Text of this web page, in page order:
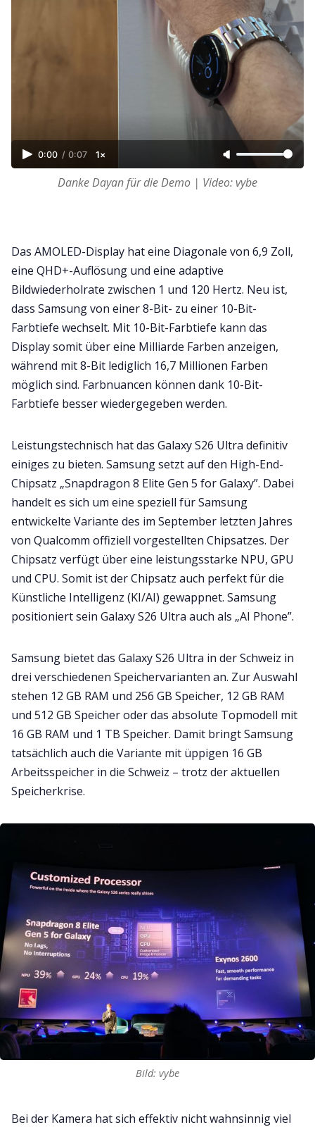
0:00 / 0:07 1×
Danke Dayan für die Demo | Video: vybe
Das AMOLED-Display hat eine Diagonale von 6,9 Zoll,
eine QHD+-Auflösung und eine adaptive
Bildwiederholrate zwischen 1 und 120 Hertz. Neu ist,
dass Samsung von einer 8-Bit- zu einer 10-Bit-
Farbtiefe wechselt. Mit 10-Bit-Farbtiefe kann das
Display somit über eine Milliarde Farben anzeigen,
während mit 8-Bit lediglich 16,7 Millionen Farben
möglich sind. Farbnuancen können dank 10-Bit-
Farbtiefe besser wiedergegeben werden.
Leistungstechnisch hat das Galaxy S26 Ultra definitiv
einiges zu bieten. Samsung setzt auf den High-End-
Chipsatz „Snapdragon 8 Elite Gen 5 for Galaxy”. Dabei
handelt es sich um eine speziell für Samsung
entwickelte Variante des im September letzten Jahres
von Qualcomm offiziell vorgestellten Chipsatzes. Der
Chipsatz verfügt über eine leistungsstarke NPU, GPU
und CPU. Somit ist der Chipsatz auch perfekt für die
Künstliche Intelligenz (KI/AI) gewappnet. Samsung
positioniert sein Galaxy S26 Ultra auch als „AI Phone”.
Samsung bietet das Galaxy S26 Ultra in der Schweiz in
drei verschiedenen Speichervarianten an. Zur Auswahl
stehen 12 GB RAM und 256 GB Speicher, 12 GB RAM
und 512 GB Speicher oder das absolute Topmodell mit
16 GB RAM und 1 TB Speicher. Damit bringt Samsung
tatsächlich auch die Variante mit üppigen 16 GB
Arbeitsspeicher in die Schweiz – trotz der aktuellen
Speicherkrise.
Bild: vybe
Bei der Kamera hat sich effektiv nicht wahnsinnig viel